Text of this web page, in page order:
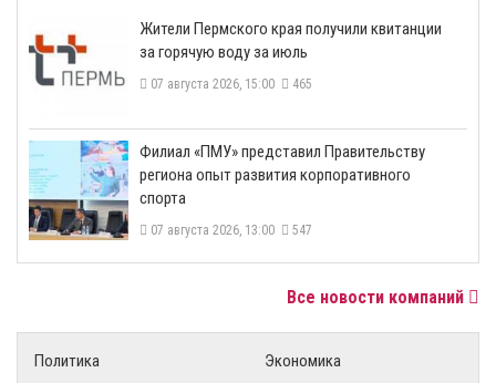
​Жители Пермского края получили квитанции
за горячую воду за июль
07 августа 2026, 15:00 465
​Филиал «ПМУ» представил Правительству
региона опыт развития корпоративного
спорта
07 августа 2026, 13:00 547
Все новости компаний
Политика
Экономика